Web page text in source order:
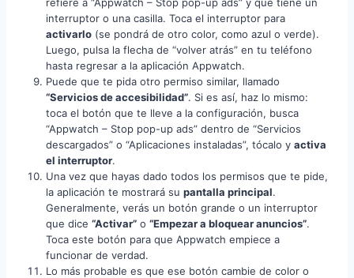
interruptor o una casilla. Toca el interruptor para
activarlo (se pondrá de otro color, como azul o verde).
Luego, pulsa la flecha de “volver atrás” en tu teléfono
hasta regresar a la aplicación Appwatch.
Puede que te pida otro permiso similar, llamado
“Servicios de accesibilidad”. Si es así, haz lo mismo:
toca el botón que te lleve a la configuración, busca
“Appwatch – Stop pop-up ads” dentro de “Servicios
descargados” o “Aplicaciones instaladas”, tócalo y activa
el interruptor.
Una vez que hayas dado todos los permisos que te pide,
la aplicación te mostrará su pantalla principal.
Generalmente, verás un botón grande o un interruptor
que dice “Activar” o “Empezar a bloquear anuncios”.
Toca este botón para que Appwatch empiece a
funcionar de verdad.
Lo más probable es que ese botón cambie de color o